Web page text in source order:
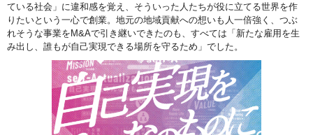
ている社会」に違和感を覚え、そういった人たちが役に立てる世界を作
りたいという一心で創業。地元の地域貢献への想いも人一倍強く、つぶ
れそうな事業をM&Aで引き継いできたのも、すべては「新たな雇用を生
み出し、誰もが自己実現できる場所を守るため」でした。